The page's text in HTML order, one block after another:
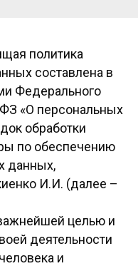
политика
составлена в
Федерального
«О персональных
обработки
по обеспечению
данных,
И.И. (далее –
целью и
деятельности
и